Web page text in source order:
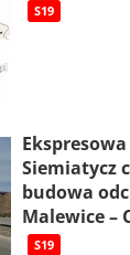
S19
Siemiatycz
budowa
Malewice –
S19